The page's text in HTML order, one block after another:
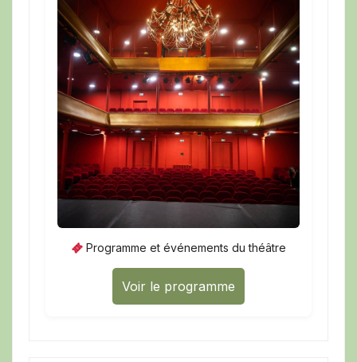
Programme et événements du théâtre
Voir le programme